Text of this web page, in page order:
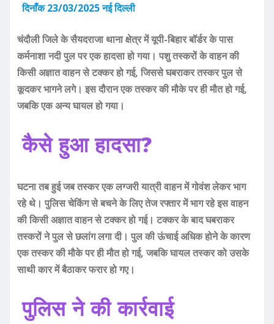
दिनाँक 23/03/2025 नई दिल्ली
चंदौली जिले के सैयदराजा थाना क्षेत्र में यूपी-बिहार बॉर्डर के पास
कर्मनाशा नदी पुल पर एक हादसा हो गया। पशु तस्करों के वाहन की
किसी अज्ञात वाहन से टक्कर हो गई, जिससे घबराकर तस्कर पुल से
कूदकर भागने लगे। इस दौरान एक तस्कर की मौके पर ही मौत हो गई,
जबकि एक अन्य घायल हो गया।
कैसे हुआ हादसा?
घटना तब हुई जब तस्कर एक लग्जरी यात्री वाहन में गोवंश लेकर भाग
रहे थे। पुलिस चेकिंग से बचने के लिए तेज रफ्तार में भाग रहे इस वाहन
की किसी अज्ञात वाहन से टक्कर हो गई। टक्कर के बाद घबराकर
तस्करों ने पुल से छलांग लगा दी। पुल की ऊंचाई अधिक होने के कारण
एक तस्कर की मौके पर ही मौत हो गई, जबकि घायल तस्कर को उसके
साथी कार में बैठाकर फरार हो गए।
पुलिस ने की कार्रवाई